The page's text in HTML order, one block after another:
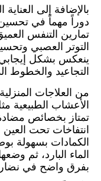
بالإضافة إلى
دوراً مهماً في
تمارين التنفس
التوتر العصبي
ينعكس بشكل
التجاعيد والخطوط
من العلاجات
الأعشاب الطبيعية
تمتاز بخصائص
انتفاخات تحت
الكمادات بسهولة
الماء البارد، ثم
بفرق واضح في